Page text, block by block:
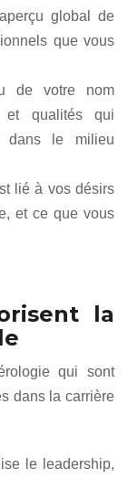
global de
que vous
de votre nom
et qualités qui
dans le milieu
lié à vos désirs
et ce que vous
la
qui sont
dans la carrière
le leadership,